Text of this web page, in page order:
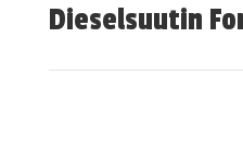
Dieselsuutin